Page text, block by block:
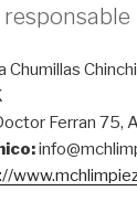
Chumillas
Ferran 75,